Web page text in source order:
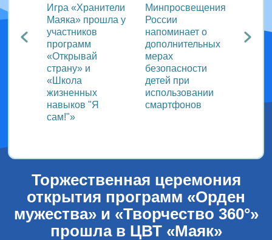
|
Игра «Хранители
Маяка» прошла у
участников
программ
«Открывай
страну» и
«Школа
жизненных
навыков "Я
сам!"»
Минпросвещения
России
напоминает о
дополнительных
мерах
безопасности
детей при
использовании
смартфонов
Торжественная церемония
открытия программ «Орден
мужества» и «Творчество 360°»
прошла в ЦВТ «Маяк»